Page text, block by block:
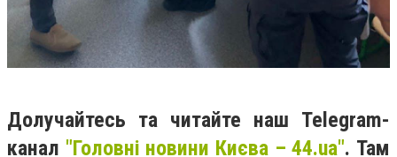
Долучайтесь та читайте наш Telegram-
канал "Головні новини Києва – 44.ua". Там